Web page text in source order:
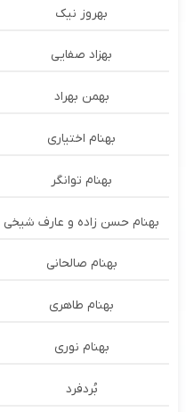
بهروز نیک
بهزاد صفایی
بهمن بهراد
بهنام اختیاری
بهنام توانگر
بهنام حسن زاده و عارف شیخی
بهنام صالحانی
بهنام طاهری
بهنام نوری
بُردفرد